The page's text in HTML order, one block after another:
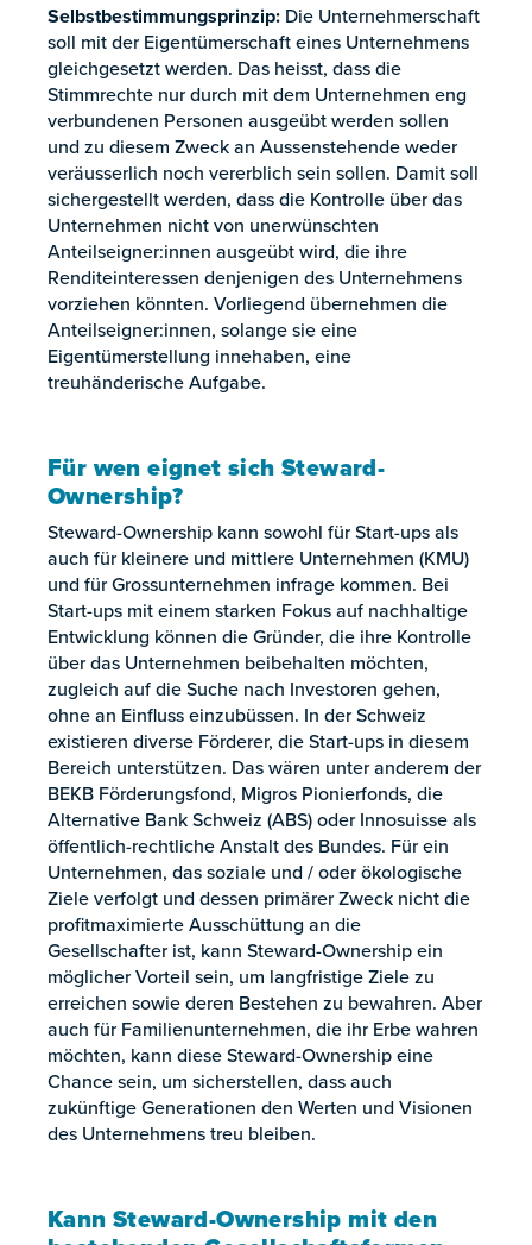
Selbstbestimmungsprinzip: Die Unternehmerschaft
soll mit der Eigentümerschaft eines Unternehmens
gleichgesetzt werden. Das heisst, dass die
Stimmrechte nur durch mit dem Unternehmen eng
verbundenen Personen ausgeübt werden sollen
und zu diesem Zweck an Aussenstehende weder
veräusserlich noch vererblich sein sollen. Damit soll
sichergestellt werden, dass die Kontrolle über das
Unternehmen nicht von unerwünschten
Anteilseigner:innen ausgeübt wird, die ihre
Renditeinteressen denjenigen des Unternehmens
vorziehen könnten. Vorliegend übernehmen die
Anteilseigner:innen, solange sie eine
Eigentümerstellung innehaben, eine
treuhänderische Aufgabe.
Für wen eignet sich Steward-
Ownership?
Steward-Ownership kann sowohl für Start-ups als
auch für kleinere und mittlere Unternehmen (KMU)
und für Grossunternehmen infrage kommen. Bei
Start-ups mit einem starken Fokus auf nachhaltige
Entwicklung können die Gründer, die ihre Kontrolle
über das Unternehmen beibehalten möchten,
zugleich auf die Suche nach Investoren gehen,
ohne an Einfluss einzubüssen. In der Schweiz
existieren diverse Förderer, die Start-ups in diesem
Bereich unterstützen. Das wären unter anderem der
BEKB Förderungsfond, Migros Pionierfonds, die
Alternative Bank Schweiz (ABS) oder Innosuisse als
öffentlich-rechtliche Anstalt des Bundes. Für ein
Unternehmen, das soziale und / oder ökologische
Ziele verfolgt und dessen primärer Zweck nicht die
profitmaximierte Ausschüttung an die
Gesellschafter ist, kann Steward-Ownership ein
möglicher Vorteil sein, um langfristige Ziele zu
erreichen sowie deren Bestehen zu bewahren. Aber
auch für Familienunternehmen, die ihr Erbe wahren
möchten, kann diese Steward-Ownership eine
Chance sein, um sicherstellen, dass auch
zukünftige Generationen den Werten und Visionen
des Unternehmens treu bleiben.
Kann Steward-Ownership mit den